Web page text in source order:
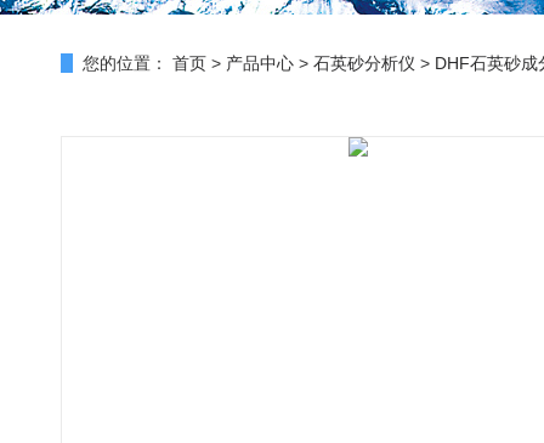
您的位置： 首页 > 产品中心 > 石英砂分析仪 > DHF石英砂成